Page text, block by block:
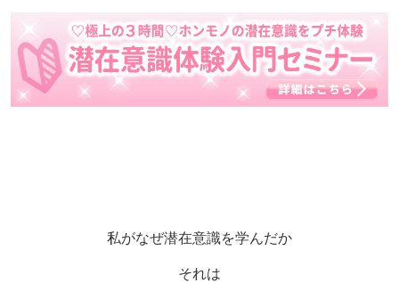
私がなぜ潜在意識を学んだか
それは